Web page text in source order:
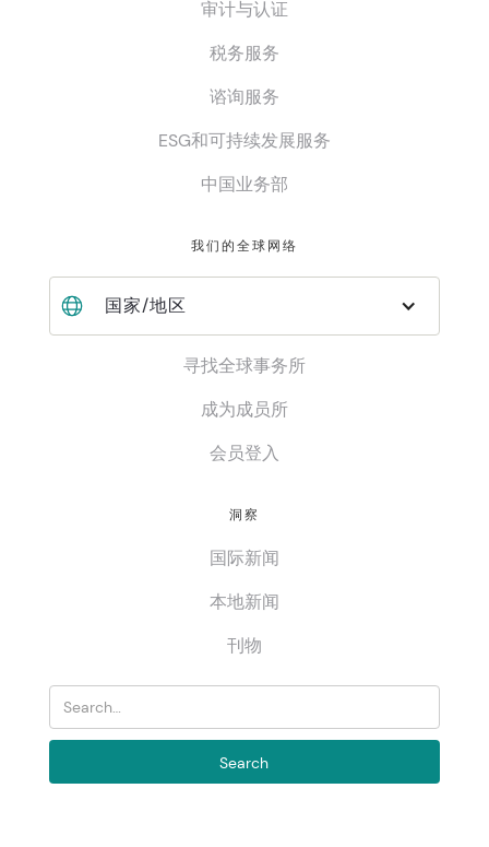
审计与认证
税务服务
谘询服务
ESG和可持续发展服务
中国业务部
我们的全球网络
国家/地区
寻找全球事务所
成为成员所
会员登入
洞察
国际新闻
本地新闻
刊物